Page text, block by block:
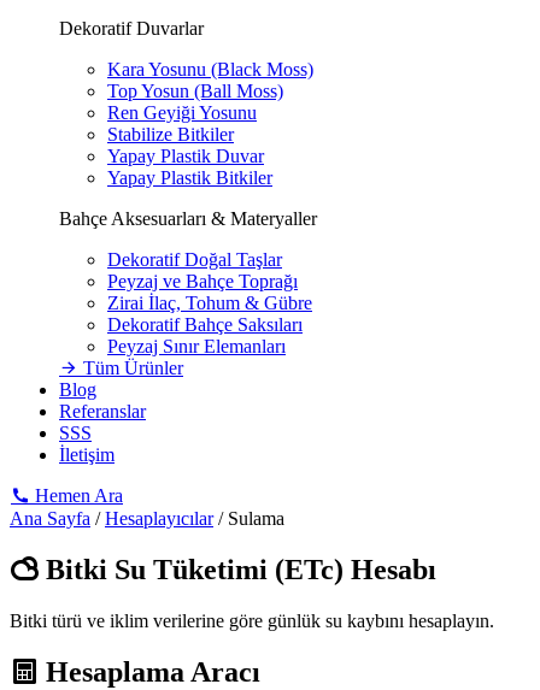
Dekoratif Duvarlar
Kara Yosunu (Black Moss)
Top Yosun (Ball Moss)
Ren Geyiği Yosunu
Stabilize Bitkiler
Yapay Plastik Duvar
Yapay Plastik Bitkiler
Bahçe Aksesuarları & Materyaller
Dekoratif Doğal Taşlar
Peyzaj ve Bahçe Toprağı
Zirai İlaç, Tohum & Gübre
Dekoratif Bahçe Saksıları
Peyzaj Sınır Elemanları
Tüm Ürünler
Blog
Referanslar
SSS
İletişim
Hemen Ara
Ana Sayfa / Hesaplayıcılar / Sulama
Bitki Su Tüketimi (ETc) Hesabı
Bitki türü ve iklim verilerine göre günlük su kaybını hesaplayın.
Hesaplama Aracı